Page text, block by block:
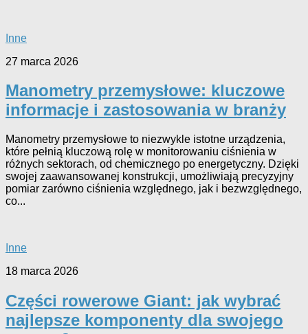
Inne
27 marca 2026
Manometry przemysłowe: kluczowe
informacje i zastosowania w branży
Manometry przemysłowe to niezwykle istotne urządzenia,
które pełnią kluczową rolę w monitorowaniu ciśnienia w
różnych sektorach, od chemicznego po energetyczny. Dzięki
swojej zaawansowanej konstrukcji, umożliwiają precyzyjny
pomiar zarówno ciśnienia względnego, jak i bezwzględnego,
co...
Inne
18 marca 2026
Części rowerowe Giant: jak wybrać
najlepsze komponenty dla swojego